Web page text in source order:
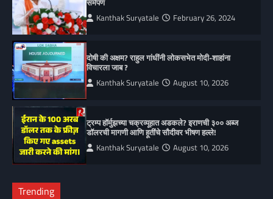
Kanthak Suryatale February 26, 2024
दोषी की अक्षम? राहुल गांधींनी लोकसभेत मोदी-शाहांना
विचारला जाब ?
Kanthak Suryatale August 10, 2026
ट्रम्प हॉर्मुझच्या चक्रव्यूहात अडकले? इराणची ३०० अब्ज
डॉलरची मागणी आणि हूतींचे सौदीवर भीषण हल्ले!
Kanthak Suryatale August 10, 2026
Trending